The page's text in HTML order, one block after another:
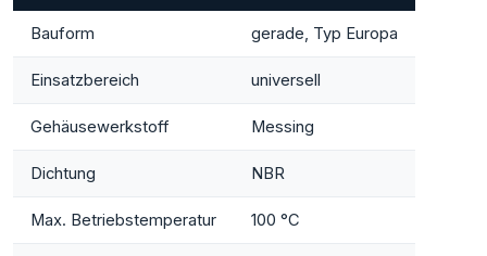
Bauform gerade, Typ Europa
Einsatzbereich universell
Gehäusewerkstoff Messing
Dichtung NBR
Max. Betriebstemperatur 100 °C